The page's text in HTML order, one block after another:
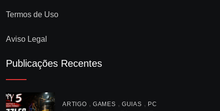
Termos de Uso
Aviso Legal
Publicações Recentes
ARTIGO , GAMES , GUIAS , PC